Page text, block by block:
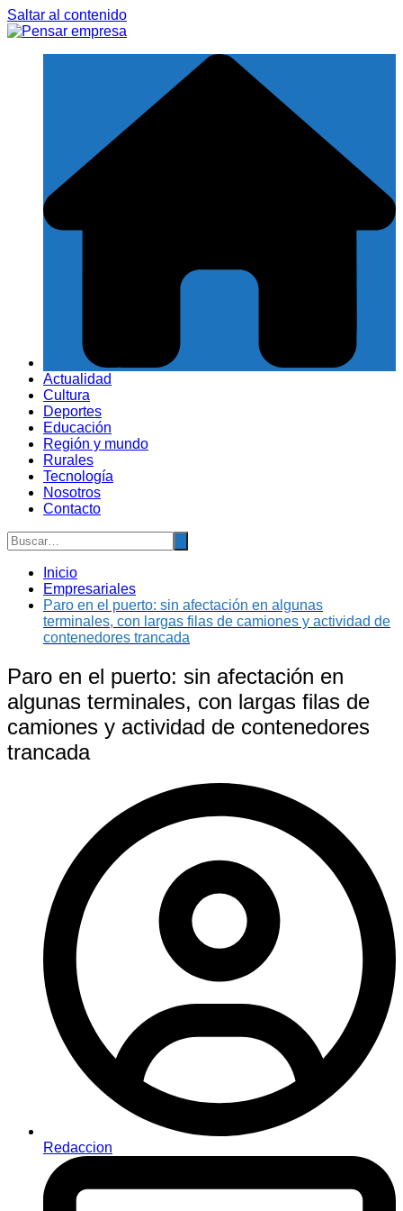
Saltar al contenido
Actualidad
Cultura
Deportes
Educación
Región y mundo
Rurales
Tecnología
Nosotros
Contacto
Inicio
Empresariales
Paro en el puerto: sin afectación en algunas
terminales, con largas filas de camiones y actividad de
contenedores trancada
Paro en el puerto: sin afectación en
algunas terminales, con largas filas de
camiones y actividad de contenedores
trancada
Redaccion